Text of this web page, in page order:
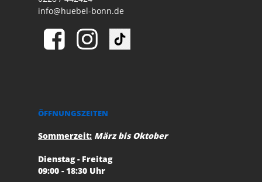
info@huebel-bonn.de
ÖFFNUNGSZEITEN
Sommerzeit: März bis Oktober
Dienstag - Freitag
09:00 - 18:30 Uhr